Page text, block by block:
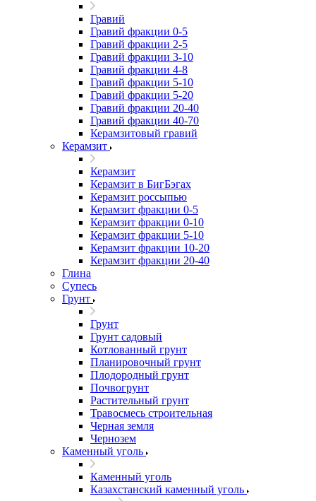
Гравий
Гравий фракции 0-5
Гравий фракции 2-5
Гравий фракции 3-10
Гравий фракции 4-8
Гравий фракции 5-10
Гравий фракции 5-20
Гравий фракции 20-40
Гравий фракции 40-70
Керамзитовый гравий
Керамзит
Керамзит
Керамзит в БигБэгах
Керамзит россыпью
Керамзит фракции 0-5
Керамзит фракции 0-10
Керамзит фракции 5-10
Керамзит фракции 10-20
Керамзит фракции 20-40
Глина
Супесь
Грунт
Грунт
Грунт садовый
Котлованный грунт
Планировочный грунт
Плодородный грунт
Почвогрунт
Растительный грунт
Травосмесь строительная
Черная земля
Чернозем
Каменный уголь
Каменный уголь
Казахстанский каменный уголь